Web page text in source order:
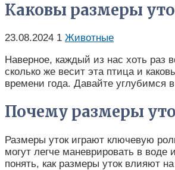
Каковы размеры
23.08.2024 1 Животные
Наверное, каждый из нас хоть раз
сколько же весит эта птица и
времени года. Давайте углубимся
Почему размеры
Размеры уток играют ключевую
могут легче маневрировать в
понять, как размеры уток влияют